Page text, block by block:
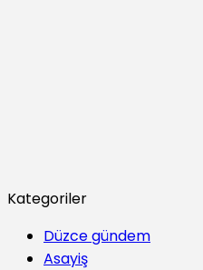
Kategoriler
Düzce gündem
Asayiş